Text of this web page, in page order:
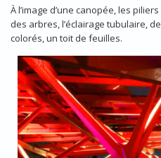
À l’image d’une canopée, les
des arbres, l’éclairage tubulaire,
colorés, un toit de feuilles.